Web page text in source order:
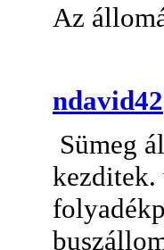
Az
ndavid42
Sümeg
kezditek.